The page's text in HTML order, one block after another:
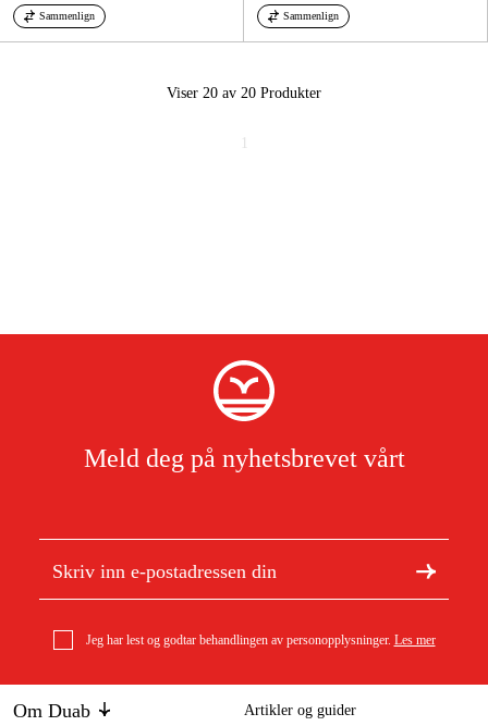
Sammenlign Sammenlign
Viser 20 av 20 Produkter
Meld deg på nyhetsbrevet vårt
Jeg har lest og godtar behandlingen av personopplysninger. Les mer
Om Duab
Artikler og guider